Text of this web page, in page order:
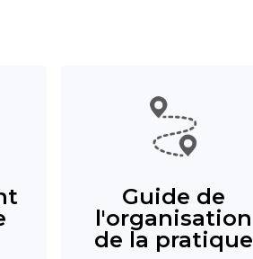
Guide de
l'organisation
de la pratique